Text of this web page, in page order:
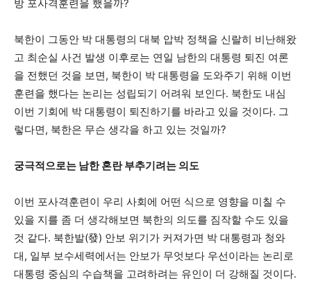
방 포사격훈련을 했을까?
북한이 그동안 박 대통령의 대북 압박 정책을 신랄히 비난해왔
고 최순실 사건 발생 이후로는 연일 남한의 대통령 퇴진 여론
을 전했던 것을 보면, 북한이 박 대통령을 도와주기 위해 이번
훈련을 했다는 논리는 성립되기 어려워 보인다. 북한도 내심
이번 기회에 박 대통령이 퇴진하기를 바라고 있을 것이다. 그
렇다면, 북한은 무슨 생각을 하고 있는 것일까?
궁극적으로는 남한 혼란 부추기려는 의도
이번 포사격훈련이 우리 사회에 어떤 식으로 영향을 미칠 수
있을 지를 좀 더 생각해보면 북한의 의도를 짐작할 수도 있을
것 같다. 북한발(發) 안보 위기가 커져가면 박 대통령과 청와
대, 일부 보수세력에서는 안보가 무엇보다 우선이라는 논리로
대통령 중심의 수습책을 고려하려는 유인이 더 강해질 것이다.